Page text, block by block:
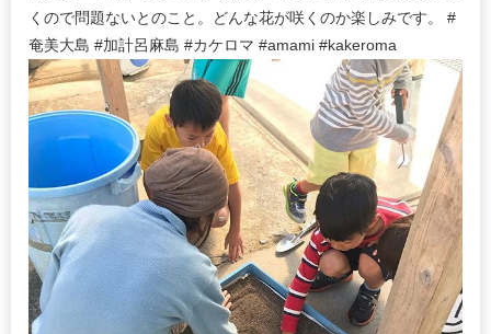
くので問題ないとのこと。どんな花が咲くのか楽しみです。 #
奄美大島 #加計呂麻島 #カケロマ #amami #kakeroma